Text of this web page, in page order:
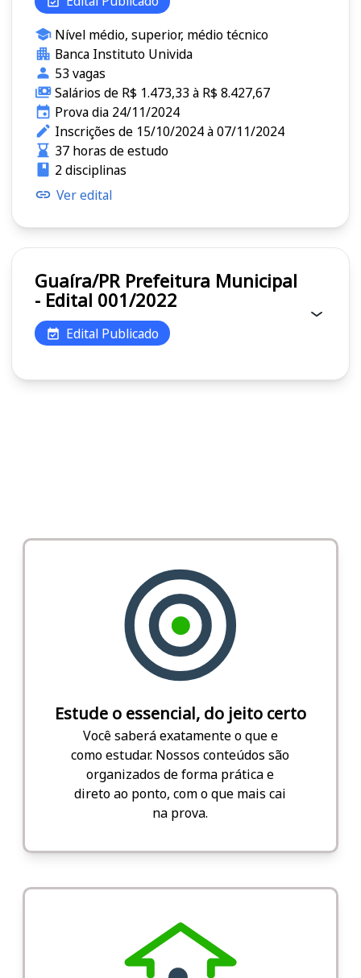
Nível médio, superior, médio técnico
Banca Instituto Univida
53 vagas
Salários de R$ 1.473,33 à R$ 8.427,67
Prova dia 24/11/2024
Inscrições de 15/10/2024 à 07/11/2024
37 horas de estudo
2 disciplinas
Ver edital
Guaíra/PR Prefeitura Municipal
- Edital 001/2022
Edital Publicado
Estude o essencial, do jeito certo
Você saberá exatamente o que e
como estudar. Nossos conteúdos são
organizados de forma prática e
direto ao ponto, com o que mais cai
na prova.